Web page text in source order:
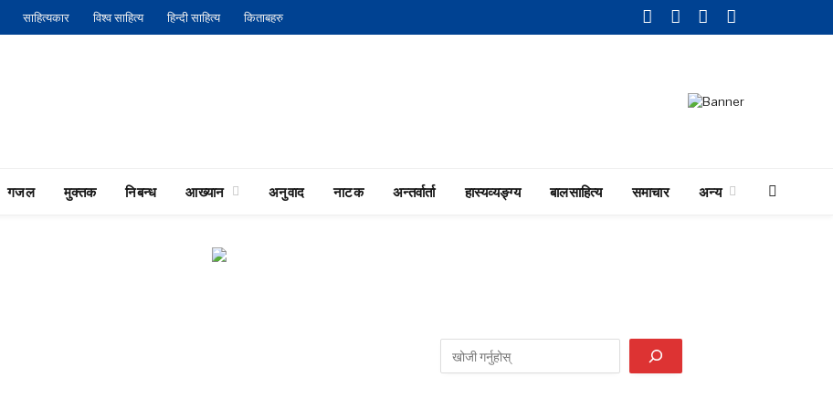
साहित्यकार विश्व साहित्य हिन्दी साहित्य किताबहरु
Facebook
TwitterLinkedInYouTube
गजल मुक्तक निबन्ध आख्यान अनुवाद नाटक अन्तर्वार्ता हास्यव्यङ्ग्य बालसाहित्य समाचार अन्य